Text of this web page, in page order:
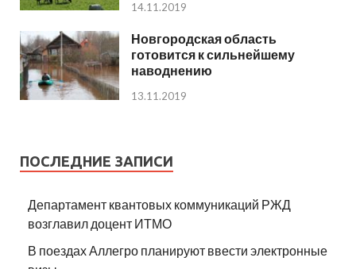
14.11.2019
Новгородская область
готовится к сильнейшему
наводнению
13.11.2019
ПОСЛЕДНИЕ ЗАПИСИ
Департамент квантовых коммуникаций РЖД
возглавил доцент ИТМО
В поездах Аллегро планируют ввести электронные